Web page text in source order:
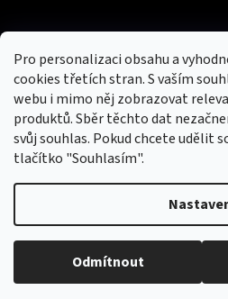
Pro personalizaci obsahu a
cookies třetích stran. S vaším
webu i mimo něj zobrazovat
produktů. Sběr těchto dat
svůj souhlas. Pokud chcete udělit
tlačítko "Souhlasím".
Odmítnout
Nový obchod s batohy, cestovními
Copyright 2026hotovebryle.cz
.